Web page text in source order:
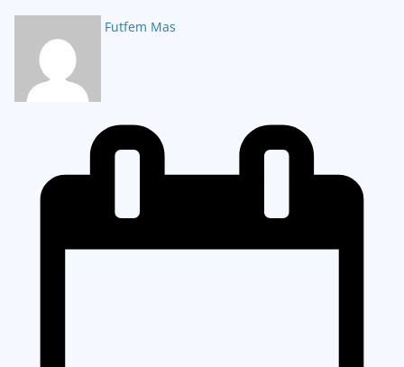
Futfem Mas